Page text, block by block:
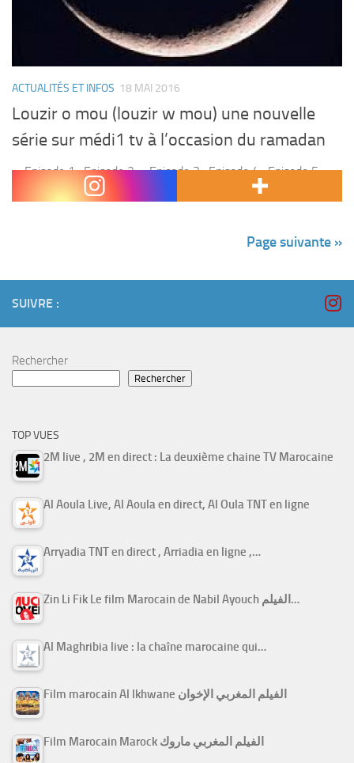
ACTUALITÉS ET INFOS 18 MAI 2016
Louzir o mou (louzir w mou) une nouvelle
série sur médi1 tv à l’occasion du ramadan
Episode 1 : Episode 2 : Episode 3 : Episode 4 : Episode 5 :
Episode 6 : Episode 7 : Episode 8 : Episode 9 : Episode 10 :...
Page suivante »
SUIVRE :
Rechercher
Rechercher
TOP VUES
2M live , 2M en direct : La deuxième chaine TV Marocaine
Al Aoula Live, Al Aoula en direct, Al Oula TNT en ligne
Arryadia TNT en direct , Arriadia en ligne ,…
Zin Li Fik Le film Marocain de Nabil Ayouch الفيلم…
Al Maghribia live : la chaîne marocaine qui…
Film marocain Al Ikhwane الفيلم المغربي الإخوان
Film Marocain Marock الفيلم المغربي ماروك